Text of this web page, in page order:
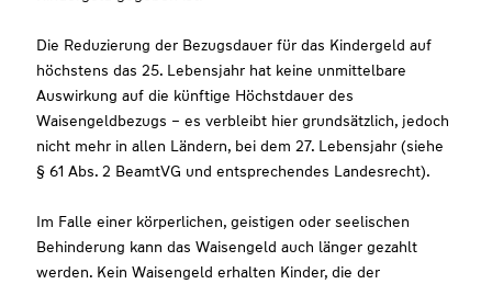
Die Reduzierung der Bezugsdauer für das Kindergeld auf
höchstens das 25. Lebensjahr hat keine unmittelbare
Auswirkung auf die künftige Höchstdauer des
Waisengeldbezugs – es verbleibt hier grundsätzlich, jedoch
nicht mehr in allen Ländern, bei dem 27. Lebensjahr (siehe
§ 61 Abs. 2 BeamtVG und entsprechendes Landesrecht).
Im Falle einer körperlichen, geistigen oder seelischen
Behinderung kann das Waisengeld auch länger gezahlt
werden. Kein Waisengeld erhalten Kinder, die der